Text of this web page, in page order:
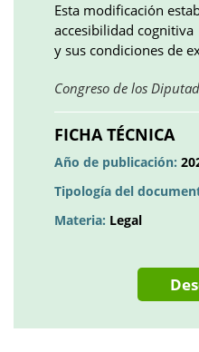
Esta modificación
accesibilidad cognitiva
y sus condiciones de
Congreso de los
FICHA TÉCNICA
Año de publicación:
Tipología del
Materia: Legal